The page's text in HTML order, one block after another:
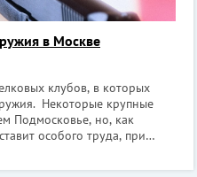
в Москве
клубов, в которых
Некоторые крупные
Подмосковье, но, как
особого труда, при